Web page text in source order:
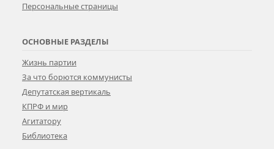
Персональные страницы
ОСНОВНЫЕ РАЗДЕЛЫ
Жизнь партии
За что борются коммунисты
Депутатская вертикаль
КПРФ и мир
Агитатору
Библиотека